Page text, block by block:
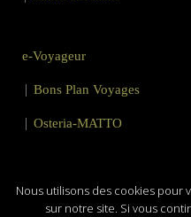
e-Voyageur
| Bons Plan Voyages
| Osteria-MATTO
Mentions Légales Utilisation
Nous utilisons des cookies pour
sur notre site. Si vous